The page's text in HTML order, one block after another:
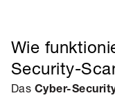
Wie
Security-
Das Cyber-